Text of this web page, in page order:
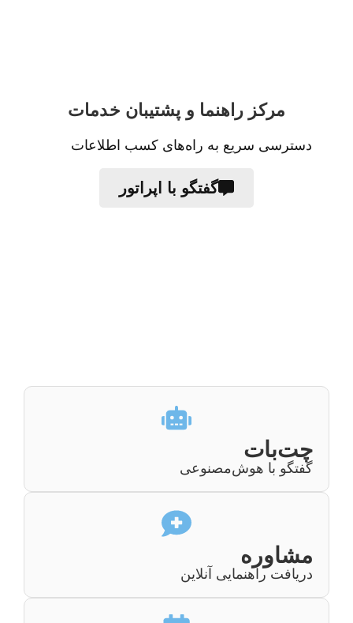
مرکز راهنما و پشتیبان خدمات
دسترسی سریع به راه‌های کسب اطلاعات
گفتگو با اپراتور
چت‌بات
گفتگو با هوش‌مصنوعی
مشاوره
دریافت راهنمایی آنلاین